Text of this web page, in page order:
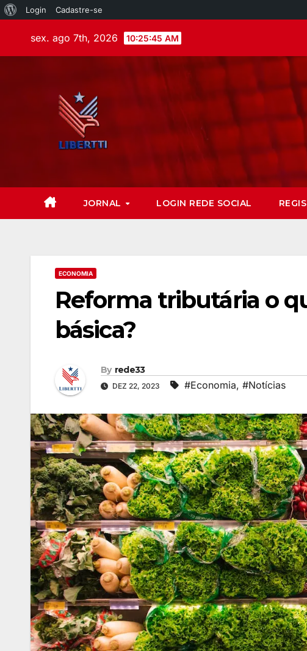
Login Cadastre-se
sex. ago 7th, 2026 10:25:47 AM
JORNAL LOGIN REDE SOCIAL
ECONOMIA
Reforma tributária o
básica?
By rede33
DEZ 22, 2023 #Economia, #Notícias